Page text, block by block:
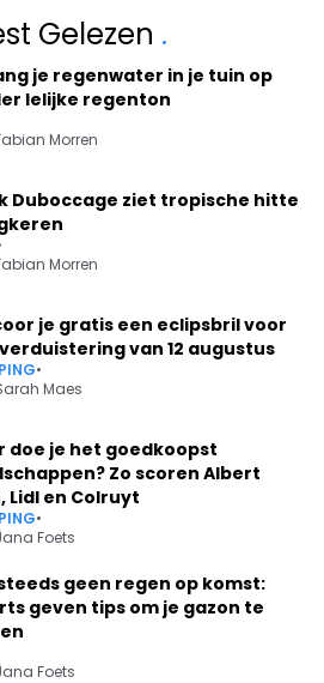
Gelezen .
je regenwater in je tuin op
lelijke regenton
Morren
Duboccage ziet tropische hitte
Morren
je gratis een eclipsbril voor
van 12 augustus
•
Maes
doe je het goedkoopst
Zo scoren Albert
Lidl en Colruyt
•
Foets
geen regen op komst:
geven tips om je gazon te
Foets